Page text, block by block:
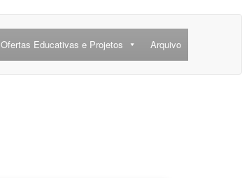
Ofertas Educativas e Projetos Arquivo